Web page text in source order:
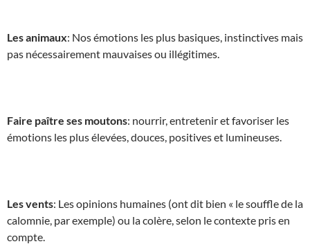
Les animaux: Nos émotions les plus basiques, instinctives mais
pas nécessairement mauvaises ou illégitimes.
Faire paître ses moutons: nourrir, entretenir et favoriser les
émotions les plus élevées, douces, positives et lumineuses.
Les vents: Les opinions humaines (ont dit bien « le souffle de la
calomnie, par exemple) ou la colère, selon le contexte pris en
compte.